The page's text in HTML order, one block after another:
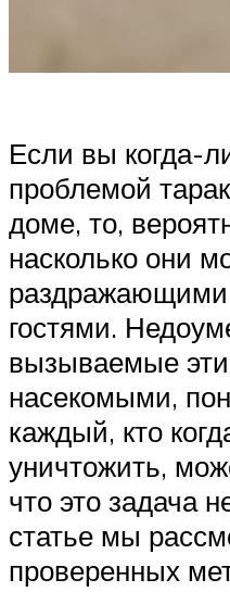
Если вы когда-
проблемой
доме, то,
насколько они
гостями.
вызываемые
насекомыми,
каждый, кто
уничтожить,
что это задача
статье мы
проверенных